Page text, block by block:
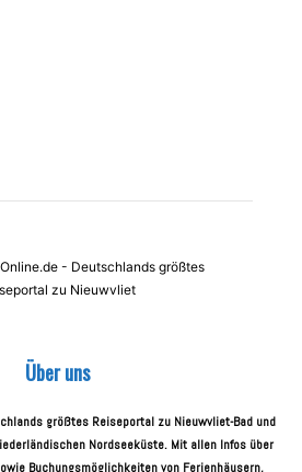
Über uns
größtes Reiseportal zu Nieuwvliet-Bad und
Nordseeküste. Mit allen Infos über
Buchungsmöglichkeiten von Ferienhäusern,